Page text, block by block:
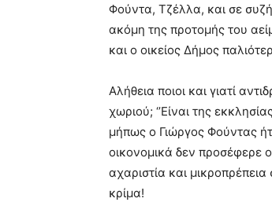
Φούντα, Τζέλλα, και σε
ακόμη της προτομής του
και ο οικείος Δήμος
Αλήθεια ποιοι και γιατί
χωριού; ‘’Είναι της
μήπως ο Γιώργος Φούντας
οικονομικά δεν προσέφερε
αχαριστία και
κρίμα!